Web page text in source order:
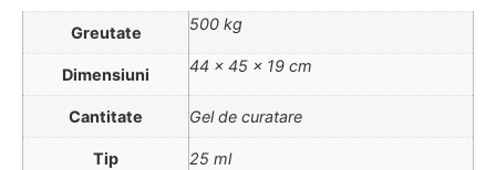
Greutate 500 kg
Dimensiuni 44 × 45 × 19 cm
Cantitate Gel de curatare
Tip 25 ml